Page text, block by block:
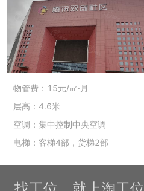
物管费：15元/㎡·月
层高：4.6米
空调：集中控制中央空调
电梯：客梯4部，货梯2部